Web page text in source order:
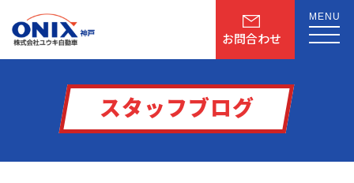
お問合わせ
MENU
スタッフブログ